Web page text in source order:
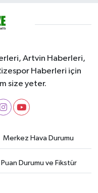
Artvin Haberleri,
Haberleri için
size yeter.
Merkez Hava Durumu
Puan Durumu ve Fikstür